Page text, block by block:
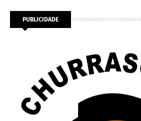
PUBLICIDADE